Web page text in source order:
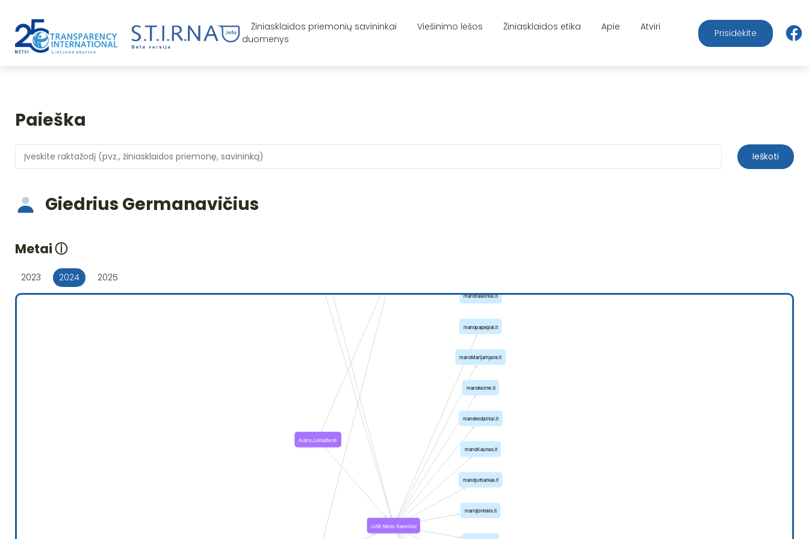
Žiniasklaidos priemonių savininkai Viešinimo lėšos Žiniasklaidos etika Apie
Atviri
duomenys
Prisidėkite
Paieška
Ieškoti
Giedrius Germanavičius
Metaiⓘ
2023 2024 2025